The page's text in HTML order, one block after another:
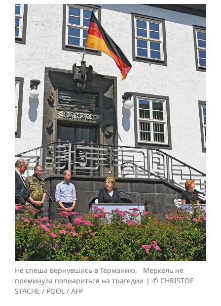
Не спеша вернувшись в Германию, Меркель не
преминула попиариться на трагедии
© CHRISTOF
STACHE / POOL / AFP